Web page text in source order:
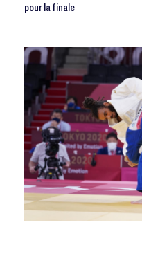
pour la finale